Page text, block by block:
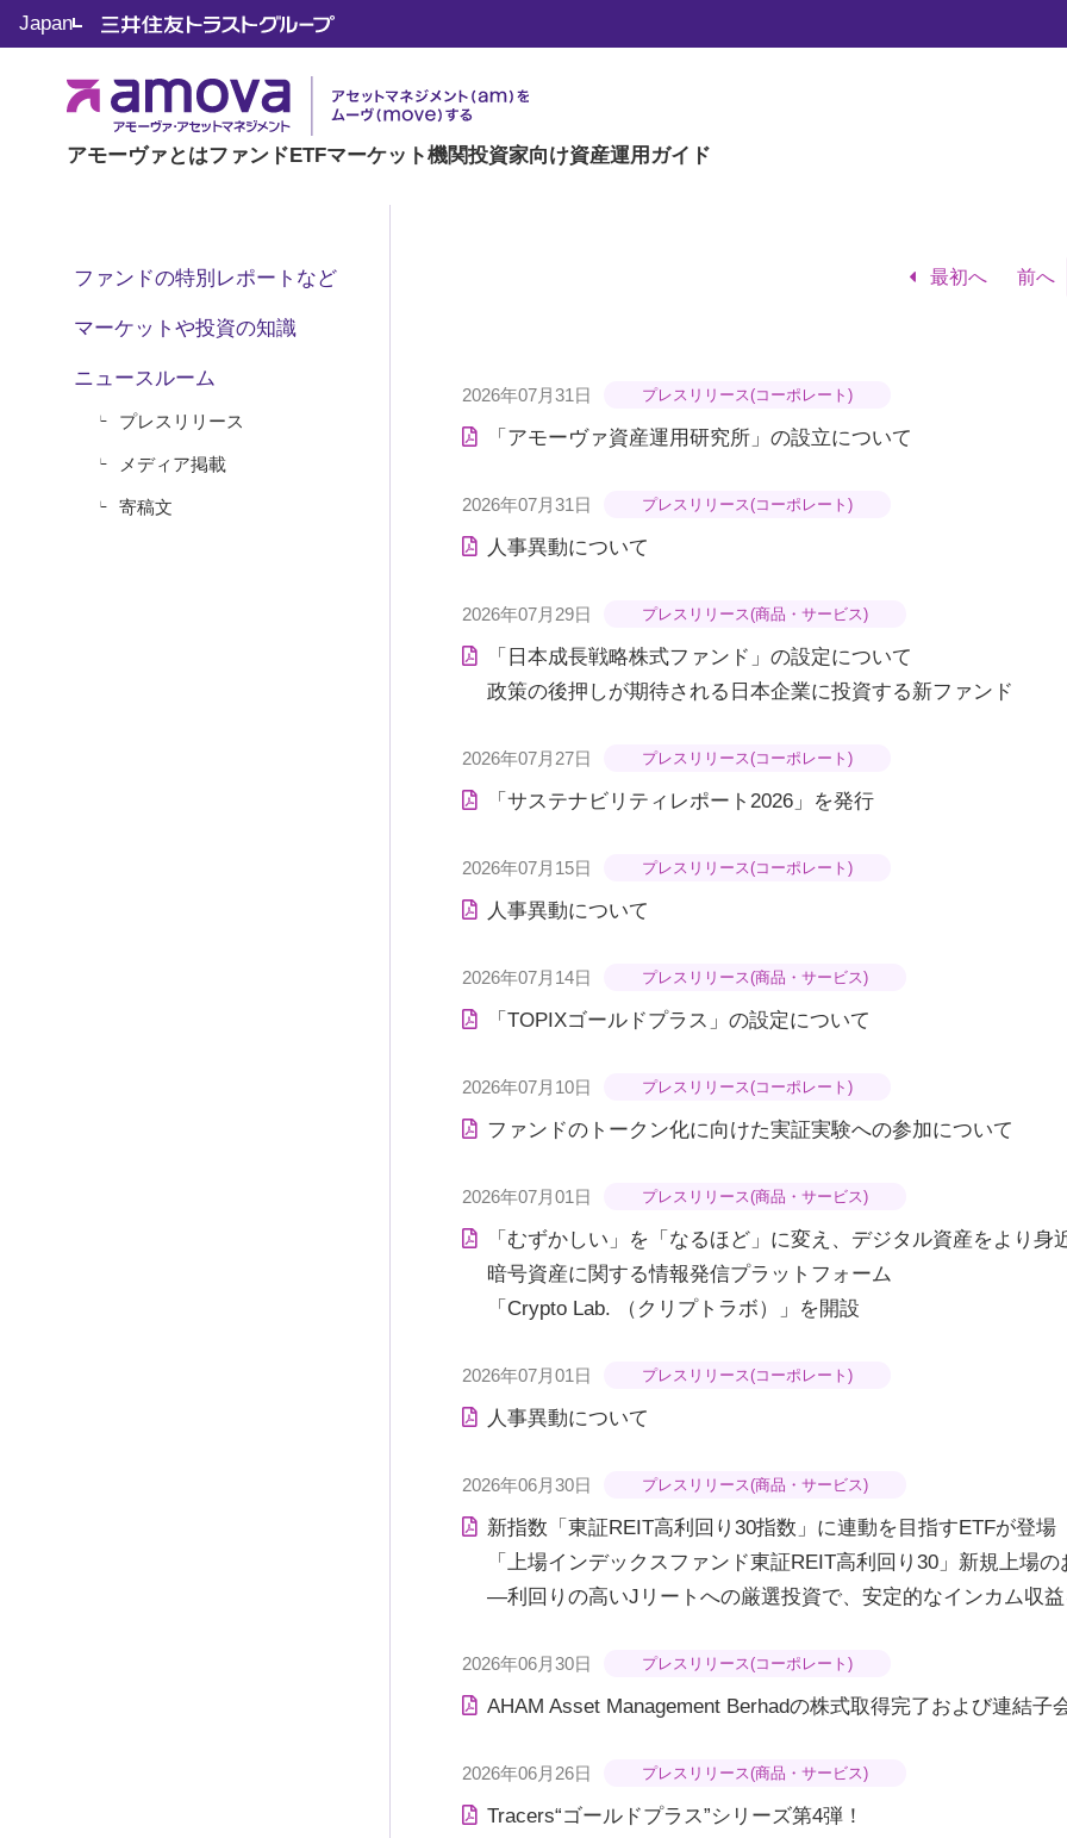
アモーヴァとはファンドETFマーケット機関投資家向け資産運用ガイド
Japan
お知らせ - プレスリリース
ファンドの特別レポートなど
マーケットや投資の知識
ニュースルーム
プレスリリース
メディア掲載
寄稿文
最初へ 前へ
2026年07月31日 プレスリリース(コーポレート)
「アモーヴァ資産運用研究所」の設立について
2026年07月31日 プレスリリース(コーポレート)
人事異動について
2026年07月29日 プレスリリース(商品・サービス)
「日本成長戦略株式ファンド」の設定について
政策の後押しが期待される日本企業に投資する新ファンド
2026年07月27日 プレスリリース(コーポレート)
「サステナビリティレポート2026」を発行
2026年07月15日 プレスリリース(コーポレート)
人事異動について
2026年07月14日 プレスリリース(商品・サービス)
「TOPIXゴールドプラス」の設定について
2026年07月10日 プレスリリース(コーポレート)
ファンドのトークン化に向けた実証実験への参加について
2026年07月01日 プレスリリース(商品・サービス)
「むずかしい」を「なるほど」に変え、デジタル資産をより身
暗号資産に関する情報発信プラットフォーム
「Crypto Lab. （クリプトラボ）」を開設
2026年07月01日 プレスリリース(コーポレート)
人事異動について
2026年06月30日 プレスリリース(商品・サービス)
新指数「東証REIT高利回り30指数」に連動を目指すETFが登場
「上場インデックスファンド東証REIT高利回り30」新規上場の
―利回りの高いJリートへの厳選投資で、安定的なインカム収
2026年06月30日 プレスリリース(コーポレート)
AHAM Asset Management Berhadの株式取得完了および連結子
2026年06月26日 プレスリリース(商品・サービス)
Tracers“ゴールドプラス”シリーズ第4弾！